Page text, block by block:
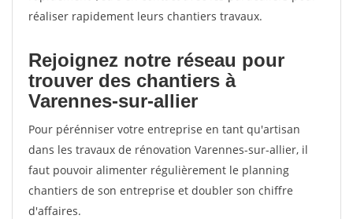
réaliser rapidement leurs chantiers travaux.
Rejoignez notre réseau pour
trouver des chantiers à
Varennes-sur-allier
Pour pérénniser votre entreprise en tant qu'artisan
dans les travaux de rénovation Varennes-sur-allier, il
faut pouvoir alimenter régulièrement le planning
chantiers de son entreprise et doubler son chiffre
d'affaires.